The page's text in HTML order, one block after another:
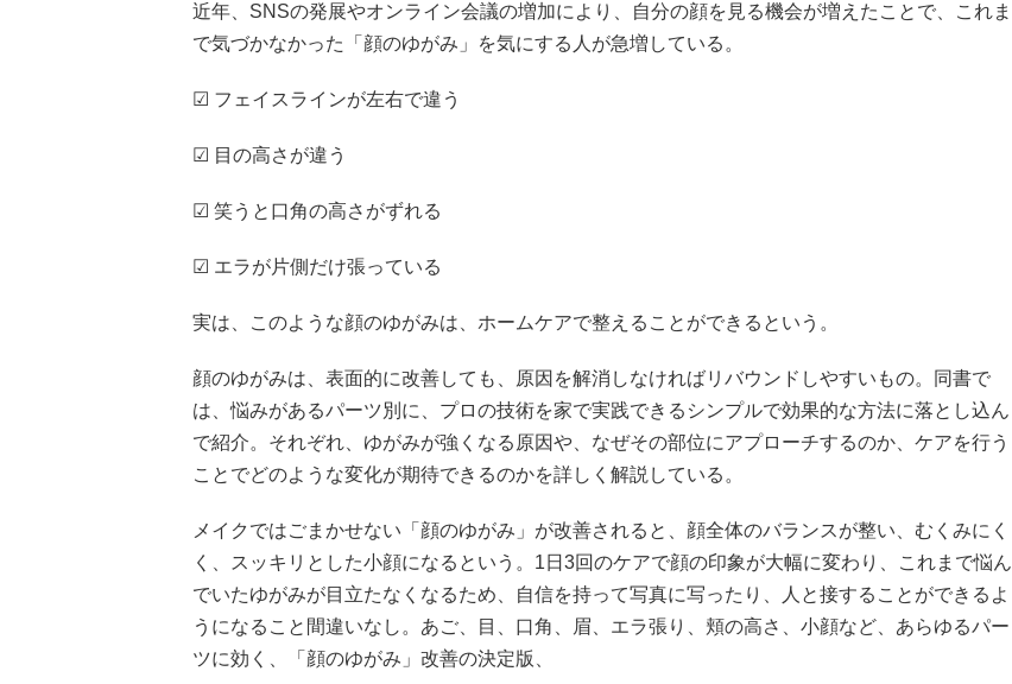
近年、SNSの発展やオンライン会議の増加により、自分の顔を見る機会が増えたことで、これま
で気づかなかった「顔のゆがみ」を気にする人が急増している。
☑ フェイスラインが左右で違う
☑ 目の高さが違う
☑ 笑うと口角の高さがずれる
☑ エラが片側だけ張っている
実は、このような顔のゆがみは、ホームケアで整えることができるという。
顔のゆがみは、表面的に改善しても、原因を解消しなければリバウンドしやすいもの。同書で
は、悩みがあるパーツ別に、プロの技術を家で実践できるシンプルで効果的な方法に落とし込ん
で紹介。それぞれ、ゆがみが強くなる原因や、なぜその部位にアプローチするのか、ケアを行う
ことでどのような変化が期待できるのかを詳しく解説している。
メイクではごまかせない「顔のゆがみ」が改善されると、顔全体のバランスが整い、むくみにく
く、スッキリとした小顔になるという。1日3回のケアで顔の印象が大幅に変わり、これまで悩ん
でいたゆがみが目立たなくなるため、自信を持って写真に写ったり、人と接することができるよ
うになること間違いなし。あご、目、口角、眉、エラ張り、頬の高さ、小顔など、あらゆるパー
ツに効く、「顔のゆがみ」改善の決定版、